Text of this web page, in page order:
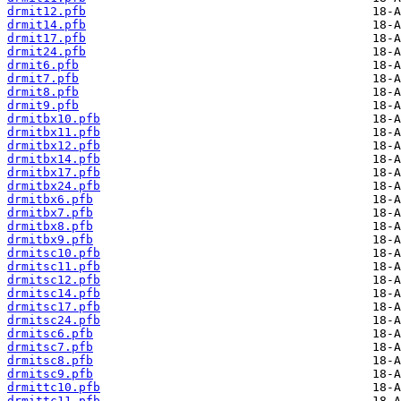
drmit12.pfb
drmit14.pfb
drmit17.pfb
drmit24.pfb
drmit6.pfb
drmit7.pfb
drmit8.pfb
drmit9.pfb
drmitbx10.pfb
drmitbx11.pfb
drmitbx12.pfb
drmitbx14.pfb
drmitbx17.pfb
drmitbx24.pfb
drmitbx6.pfb
drmitbx7.pfb
drmitbx8.pfb
drmitbx9.pfb
drmitsc10.pfb
drmitsc11.pfb
drmitsc12.pfb
drmitsc14.pfb
drmitsc17.pfb
drmitsc24.pfb
drmitsc6.pfb
drmitsc7.pfb
drmitsc8.pfb
drmitsc9.pfb
drmittc10.pfb